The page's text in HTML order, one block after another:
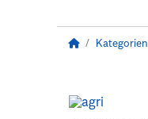
Kategorien